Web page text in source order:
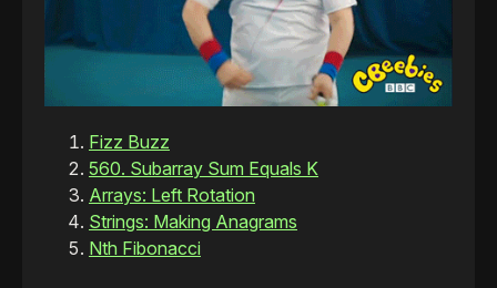
Fizz Buzz
560. Subarray Sum Equals K
Arrays: Left Rotation
Strings: Making Anagrams
Nth Fibonacci